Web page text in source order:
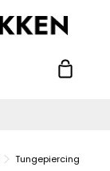
Tungepiercing